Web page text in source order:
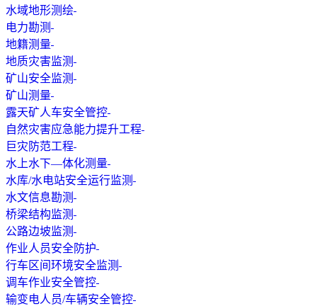
水域地形测绘
电力勘测
地籍测量
地质灾害监测
矿山安全监测
矿山测量
露天矿人车安全管控
自然灾害应急能力提升工程
巨灾防范工程
水上水下—体化测量
水库/水电站安全运行监测
水文信息勘测
桥梁结构监测
公路边坡监测
作业人员安全防护
行车区间环境安全监测
调车作业安全管控
输变电人员/车辆安全管控